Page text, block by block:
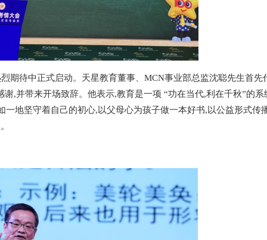
期待中正式启动。天星教育董事、MCN事业部总监沈聪先生首先
,并带来开场致辞。他表示,教育是一项 “功在当代,利在千秋”的系
地坚守着自己的初心,以父母心为孩子做一本好书,以公益形式传